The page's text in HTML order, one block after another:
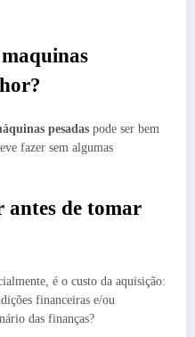
pesadas pode ser bem
fazer sem algumas
antes de tomar
é o custo da aquisição:
financeiras e/ou
das finanças?